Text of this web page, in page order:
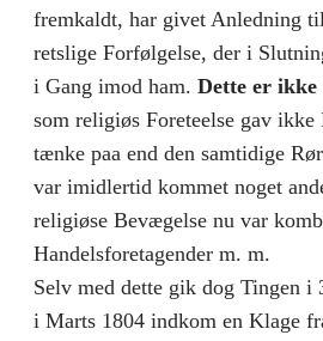
fremkaldt, har givet Anledning
retslige Forfølgelse, der i
i Gang imod ham. Dette er
som religiøs Foreteelse gav ikke
tænke paa end den samtidige
var imidlertid kommet noget
religiøse Bevægelse nu var
Handelsforetagender m. m.
Selv med dette gik dog Tingen i
i Marts 1804 indkom en Klage